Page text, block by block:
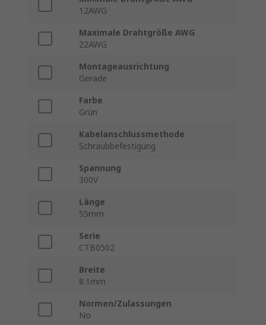
12AWG
Maximale Drahtgröße AWG
22AWG
Montageausrichtung
Gerade
Farbe
Grün
Kabelanschlussmethode
Schraubbefestigung
Spannung
300V
Länge
55mm
Serie
CTB0502
Breite
8.1mm
Normen/Zulassungen
No